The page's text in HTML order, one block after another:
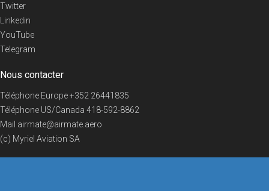
Twitter
Linkedin
YouTube
Telegram
Nous contacter
Téléphone Europe+352 26441835
Téléphone US/Canada 418-592-8862
Mail airmate@airmate.aero
(c) Myriel Aviation SA